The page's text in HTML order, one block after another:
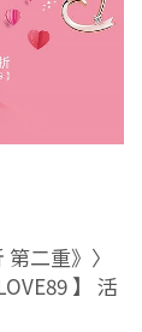
二重》〉
】 活